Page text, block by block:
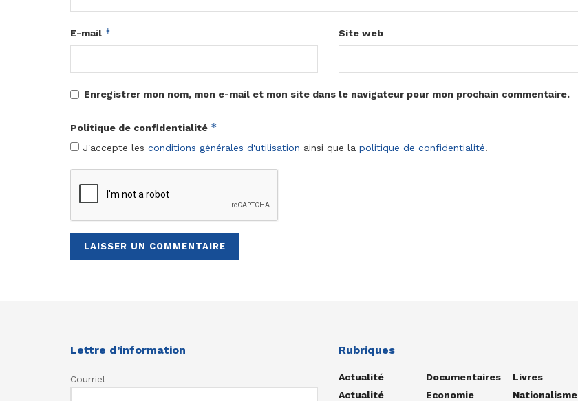
E-mail * Site web
Enregistrer mon nom, mon e-mail et mon site dans le navigateur pour mon prochain commentaire.
Politique de confidentialité *
J'accepte les conditions générales d'utilisation ainsi que la politique de confidentialité.
Lettre d’information
Courriel
Rubriques
Actualité
Actualité
Documentaires
Economie
Livres
Nationalisme